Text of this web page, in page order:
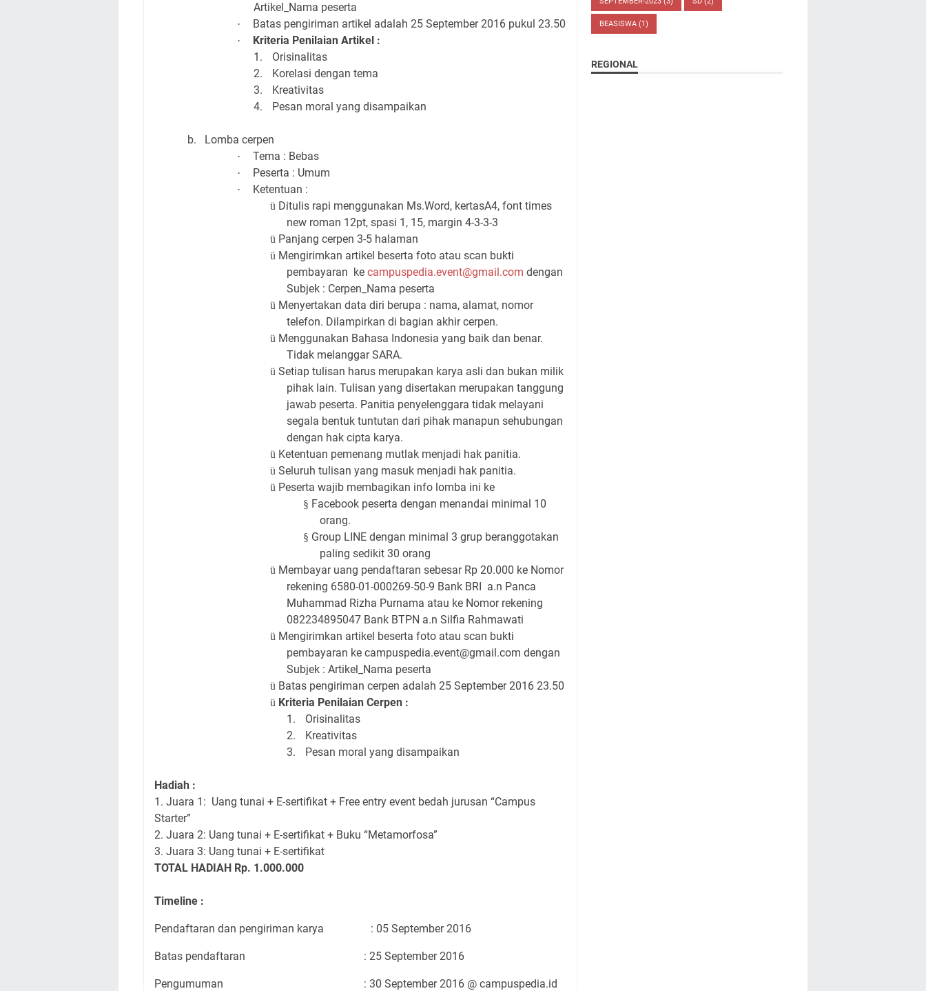
Artikel_Nama peserta
· Batas pengiriman artikel adalah 25 September 2016 pukul 23.50
·
Kriteria Penilaian Artikel :
1.
Orisinalitas
2.
Korelasi dengan tema
3.
Kreativitas
4.
Pesan moral yang disampaikan
b. Lomba cerpen
· Tema : Bebas
· Peserta : Umum
· Ketentuan :
ü Ditulis rapi menggunakan Ms.Word, kertasA4, font times
new roman 12pt, spasi 1, 15, margin 4-3-3-3
ü Panjang cerpen 3-5 halaman
ü Mengirimkan artikel beserta foto atau scan bukti
pembayaran ke campuspedia.event@gmail.com dengan
Subjek : Cerpen_Nama peserta
ü Menyertakan data diri berupa : nama, alamat, nomor
telefon. Dilampirkan di bagian akhir cerpen.
ü Menggunakan Bahasa Indonesia yang baik dan benar.
Tidak melanggar SARA.
ü Setiap tulisan harus merupakan karya asli dan bukan milik
pihak lain. Tulisan yang disertakan merupakan tanggung
jawab peserta. Panitia penyelenggara tidak melayani
segala bentuk tuntutan dari pihak manapun sehubungan
dengan hak cipta karya.
ü Ketentuan pemenang mutlak menjadi hak panitia.
ü Seluruh tulisan yang masuk menjadi hak panitia.
ü Peserta wajib membagikan info lomba ini ke
§ Facebook peserta dengan menandai minimal 10
orang.
§ Group LINE dengan minimal 3 grup beranggotakan
paling sedikit 30 orang
ü Membayar uang pendaftaran sebesar Rp 20.000 ke Nomor
rekening 6580-01-000269-50-9 Bank BRI a.n Panca
Muhammad Rizha Purnama atau ke Nomor rekening
082234895047 Bank BTPN a.n Silfia Rahmawati
ü Mengirimkan artikel beserta foto atau scan bukti
pembayaran ke campuspedia.event@gmail.com dengan
Subjek : Artikel_Nama peserta
ü Batas pengiriman cerpen adalah 25 September 2016 23.50
ü Kriteria Penilaian Cerpen :
1.
Orisinalitas
2.
Kreativitas
3.
Pesan moral yang disampaikan
Hadiah :
1. Juara 1: Uang tunai + E-sertifikat + Free entry event bedah jurusan “Campus
Starter”
2. Juara 2: Uang tunai + E-sertifikat + Buku “Metamorfosa”
3. Juara 3: Uang tunai + E-sertifikat
TOTAL HADIAH Rp. 1.000.000
Timeline :
Pendaftaran dan pengiriman karya : 05 September 2016
Batas pendaftaran : 25 September 2016
Pengumuman : 30 September 2016 @ campuspedia.id
BEASISWA (1)
REGIONAL